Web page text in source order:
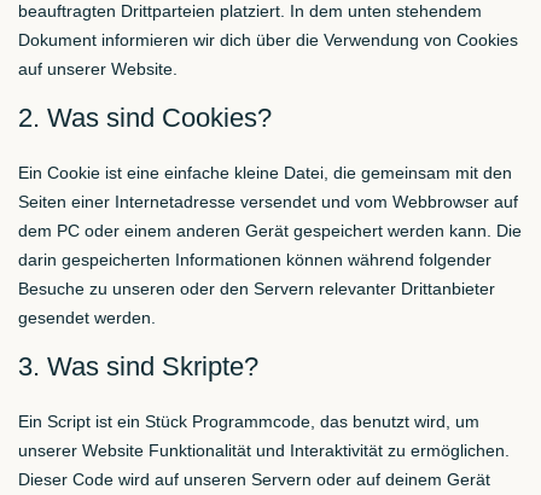
beauftragten Drittparteien platziert. In dem unten stehendem
Dokument informieren wir dich über die Verwendung von Cookies
auf unserer Website.
2. Was sind Cookies?
Ein Cookie ist eine einfache kleine Datei, die gemeinsam mit den
Seiten einer Internetadresse versendet und vom Webbrowser auf
dem PC oder einem anderen Gerät gespeichert werden kann. Die
darin gespeicherten Informationen können während folgender
Besuche zu unseren oder den Servern relevanter Drittanbieter
gesendet werden.
3. Was sind Skripte?
Ein Script ist ein Stück Programmcode, das benutzt wird, um
unserer Website Funktionalität und Interaktivität zu ermöglichen.
Dieser Code wird auf unseren Servern oder auf deinem Gerät